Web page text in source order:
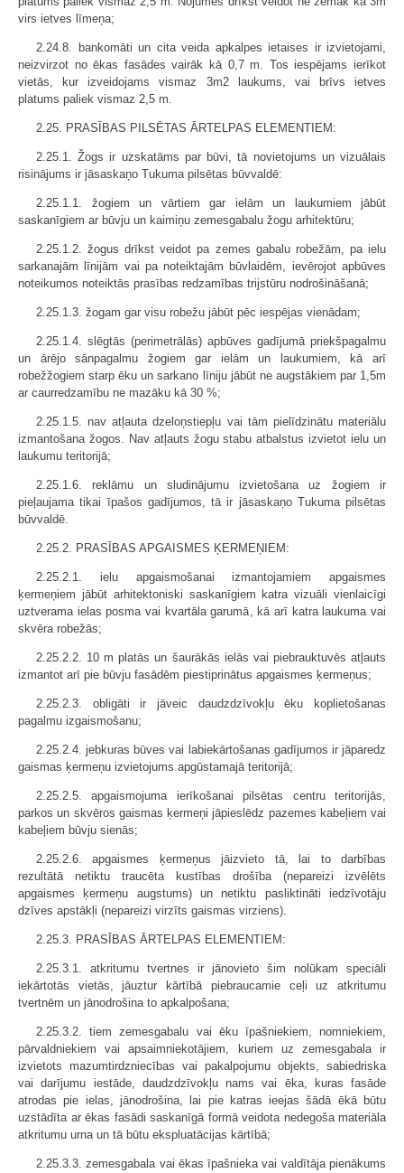
virs ietves līmeņa;
2.24.8. bankomāti un cita veida apkalpes ietaises ir izvietojami,
neizvirzot no ēkas fasādes vairāk kā 0,7 m. Tos iespējams ierīkot
vietās, kur izveidojams vismaz 3m2 laukums, vai brīvs ietves
platums paliek vismaz 2,5 m.
2.25. PRASĪBAS PILSĒTAS ĀRTELPAS ELEMENTIEM:
2.25.1. Žogs ir uzskatāms par būvi, tā novietojums un vizuālais
risinājums ir jāsaskaņo Tukuma pilsētas būvvaldē:
2.25.1.1. žogiem un vārtiem gar ielām un laukumiem jābūt
saskanīgiem ar būvju un kaimiņu zemesgabalu žogu arhitektūru;
2.25.1.2. žogus drīkst veidot pa zemes gabalu robežām, pa ielu
sarkanajām līnijām vai pa noteiktajām būvlaidēm, ievērojot apbūves
noteikumos noteiktās prasības redzamības trijstūru nodrošināšanā;
2.25.1.3. žogam gar visu robežu jābūt pēc iespējas vienādam;
2.25.1.4. slēgtās (perimetrālās) apbūves gadījumā priekšpagalmu
un ārējo sānpagalmu žogiem gar ielām un laukumiem, kā arī
robežžogiem starp ēku un sarkano līniju jābūt ne augstākiem par 1,5m
ar caurredzamību ne mazāku kā 30 %;
2.25.1.5. nav atļauta dzeloņstiepļu vai tām pielīdzinātu materiālu
izmantošana žogos. Nav atļauts žogu stabu atbalstus izvietot ielu un
laukumu teritorijā;
2.25.1.6. reklāmu un sludinājumu izvietošana uz žogiem ir
pieļaujama tikai īpašos gadījumos, tā ir jāsaskaņo Tukuma pilsētas
būvvaldē.
2.25.2. PRASĪBAS APGAISMES ĶERMEŅIEM:
2.25.2.1. ielu apgaismošanai izmantojamiem apgaismes
ķermeņiem jābūt arhitektoniski saskanīgiem katra vizuāli vienlaicīgi
uztverama ielas posma vai kvartāla garumā, kā arī katra laukuma vai
skvēra robežās;
2.25.2.2. 10 m platās un šaurākās ielās vai piebrauktuvēs atļauts
izmantot arī pie būvju fasādēm piestiprinātus apgaismes ķermeņus;
2.25.2.3. obligāti ir jāveic daudzdzīvokļu ēku koplietošanas
pagalmu izgaismošanu;
2.25.2.4. jebkuras būves vai labiekārtošanas gadījumos ir jāparedz
gaismas ķermeņu izvietojums apgūstamajā teritorijā;
2.25.2.5. apgaismojuma ierīkošanai pilsētas centru teritorijās,
parkos un skvēros gaismas ķermeņi jāpieslēdz pazemes kabeļiem vai
kabeļiem būvju sienās;
2.25.2.6. apgaismes ķermeņus jāizvieto tā, lai to darbības
rezultātā netiktu traucēta kustības drošība (nepareizi izvēlēts
apgaismes ķermeņu augstums) un netiktu pasliktināti iedzīvotāju
dzīves apstākļi (nepareizi virzīts gaismas virziens).
2.25.3. PRASĪBAS ĀRTELPAS ELEMENTIEM:
2.25.3.1. atkritumu tvertnes ir jānovieto šim nolūkam speciāli
iekārtotās vietās, jāuztur kārtībā piebraucamie ceļi uz atkritumu
tvertnēm un jānodrošina to apkalpošana;
2.25.3.2. tiem zemesgabalu vai ēku īpašniekiem, nomniekiem,
pārvaldniekiem vai apsaimniekotājiem, kuriem uz zemesgabala ir
izvietots mazumtirdzniecības vai pakalpojumu objekts, sabiedriska
vai darījumu iestāde, daudzdzīvokļu nams vai ēka, kuras fasāde
atrodas pie ielas, jānodrošina, lai pie katras ieejas šādā ēkā būtu
uzstādīta ar ēkas fasādi saskanīgā formā veidota nedegoša materiāla
atkritumu urna un tā būtu ekspluatācijas kārtībā;
2.25.3.3. zemesgabala vai ēkas īpašnieka vai valdītāja pienākums